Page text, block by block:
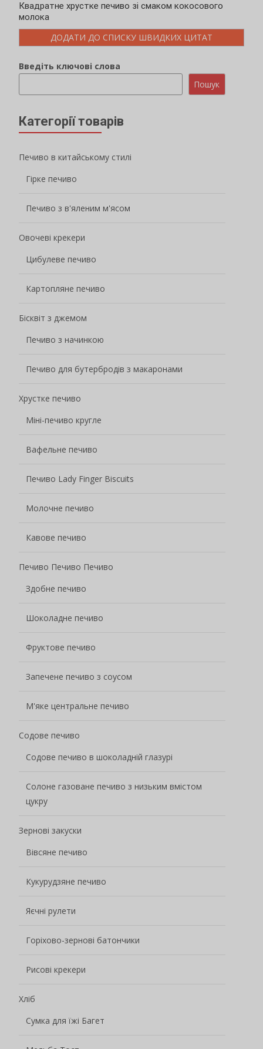
Квадратне хрустке печиво зі смаком кокосового
молока
ДОДАТИ ДО СПИСКУ ШВИДКИХ ЦИТАТ
Введіть ключові слова
Пошук
Категорії товарів
Печиво в китайському стилі
Гірке печиво
Печиво з в'яленим м'ясом
Овочеві крекери
Цибулеве печиво
Картопляне печиво
Бісквіт з джемом
Печиво з начинкою
Печиво для бутербродів з макаронами
Хрустке печиво
Міні-печиво кругле
Вафельне печиво
Печиво Lady Finger Biscuits
Молочне печиво
Кавове печиво
Печиво Печиво Печиво
Здобне печиво
Шоколадне печиво
Фруктове печиво
Запечене печиво з соусом
М'яке центральне печиво
Содове печиво
Содове печиво в шоколадній глазурі
Солоне газоване печиво з низьким вмістом
цукру
Зернові закуски
Вівсяне печиво
Кукурудзяне печиво
Яєчні рулети
Горіхово-зернові батончики
Рисові крекери
Хліб
Сумка для їжі Багет